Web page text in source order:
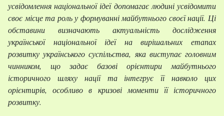
усвідомлення національної ідеї допомагає людині усвідомити
своє місце та роль у формуванні майбутнього своєї нації. Ці
обставини визначають актуальність дослідження
української національної ідеї на вирішальних етапах
розвитку українського суспільства, яка виступає головним
чинником, що задає базові орієнтири майбутнього
історичного шляху нації та інтегрує її навколо цих
орієнтирів, особливо в кризові моменти її історичного
розвитку.